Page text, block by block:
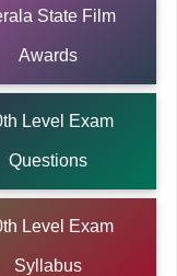
State Film
Awards
Level Exam
Questions
Level Exam
Syllabus